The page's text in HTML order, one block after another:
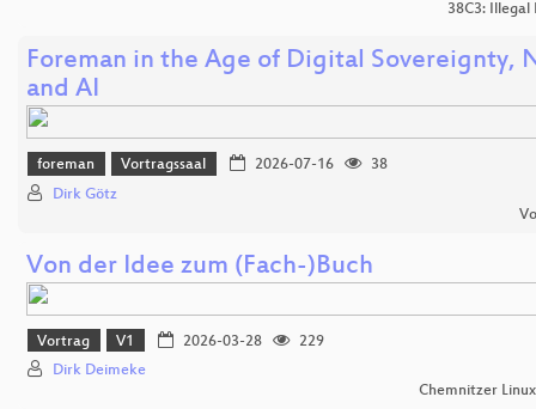
38C3: Illegal
Foreman in the Age of Digital Sovereignty,
and AI
foreman Vortragssaal 2026-07-16
38
Dirk Götz
Von der Idee zum (Fach-)Buch
Vortrag V1 2026-03-28
229
Dirk Deimeke
Chemnitzer